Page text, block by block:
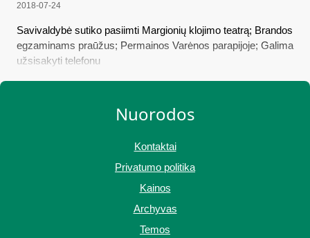
2018-07-24
Savivaldybė sutiko pasiimti Margionių klojimo teatrą; Brandos
egzaminams praūžus; Permainos Varėnos parapijoje; Galima
užsisakyti telefonu
Nuorodos
Kontaktai
Privatumo politika
Kainos
Archyvas
Temos